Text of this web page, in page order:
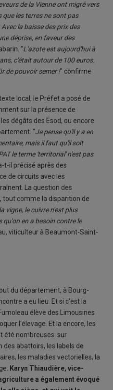
de la Vienne ont migré vers
que les terres ne sont pas
la baisse des prix des
déprise, en faveur des
"L'azote est aujourd'hui à
c'était autour de 100 euros.
de pouvoir semer !" confirme
local, le Préfet a posé de
sur la présence de
dégâts des Esod, ou encore
"Je pense qu'il y a en
mais il faut qu'il soit
le terme 'territorial' n'est pas
t-il précisé après des
de circuits avec les
La question des
tout comme la disparition de
vigne, le cuivre n'est plus
qu'on en a besoin contre le
viticulteur à Beaumont-Saint-
du département, à Bourg-
a eu lieu. Et si c'est la
élève des Limousines
l'élevage. Et la encore, les
été nombreuses: sur
des abattoirs, les labels de
les maladies vectorielles, la
Karyn Thiaudière, vice-
a également évoqué